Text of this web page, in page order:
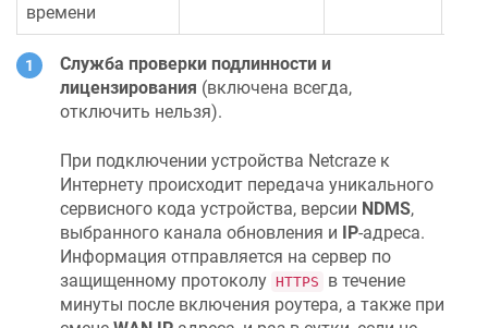
времени
Служба проверки подлинности и
лицензирования (включена всегда,
отключить нельзя).
При подключении устройства Netcraze к
Интернету происходит передача уникального
сервисного кода устройства, версии NDMS,
выбранного канала обновления и IP-адреса.
Информация отправляется на сервер по
защищенному протоколу HTTPS
в течение
минуты после включения роутера, а также при